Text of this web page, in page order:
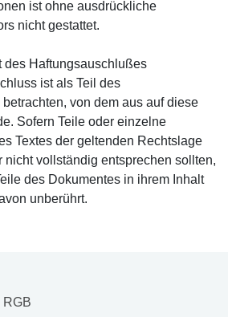
ist ohne ausdrückliche
nicht gestattet.
des Haftungsauschlußes
ist als Teil des
betrachten, von dem aus auf diese
Sofern Teile oder einzelne
Textes der geltenden Rechtslage
nicht vollständig entsprechen sollten,
des Dokumentes in ihrem Inhalt
unberührt.